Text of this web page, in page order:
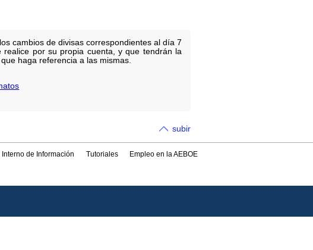
cambios de divisas correspondientes al día 7
por su propia cuenta, y que tendrán la
haga referencia a las mismas.
subir
Interno de Información Tutoriales Empleo en la AEBOE